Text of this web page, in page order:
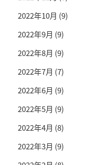
2022年10月 (9)
2022年9月 (9)
2022年8月 (9)
2022年7月 (7)
2022年6月 (9)
2022年5月 (9)
2022年4月 (8)
2022年3月 (9)